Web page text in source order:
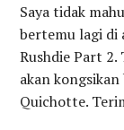
Saya tidak
bertemu lagi di
Rushdie Part
akan
Quichotte.